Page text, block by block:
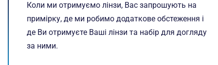
Коли ми отримуємо лінзи, Вас запрошують на
примірку, де ми робимо додаткове обстеження і
де Ви отримуєте Ваші лінзи та набір для догляду
за ними.